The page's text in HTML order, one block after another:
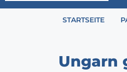
STARTSEITE
Ungarn